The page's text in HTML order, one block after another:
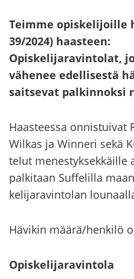
Teim­me opis­ke­li­joil­le
39/2024) haas­teen:
Opis­ke­li­ja­ra­vin­to­lat,
vä­he­nee edel­li­ses­tä
sait­se­vat pal­kin­nok­si
Haas­tees­sa on­nis­tui­vat
Wilkas ja Winneri sekä
te­lut me­nes­tyk­sek­käil­le
pal­ki­taan Suf­fe­lil­la
ke­li­ja­ra­vin­to­lan
Hä­vi­kin määrä/hen­ki­lö
Opis­ke­li­ja­ra­vin­to­la